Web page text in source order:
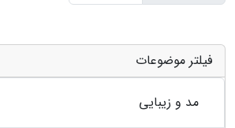
فیلتر موضوعات
مد و زیبایی